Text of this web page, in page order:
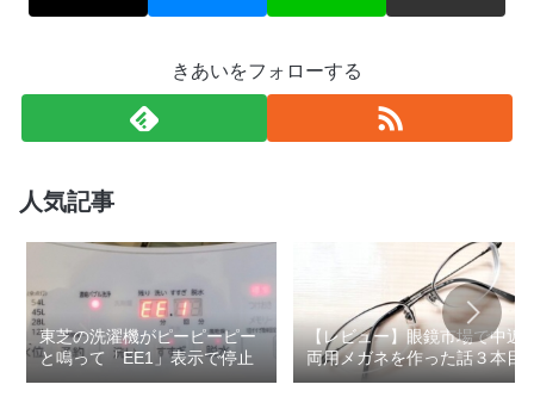
きあいをフォローする
人気記事
東芝の洗濯機がピーピーピー
と鳴って「EE1」表示で停止
【レビュー】眼鏡市場で中近
両用メガネを作った話３本目